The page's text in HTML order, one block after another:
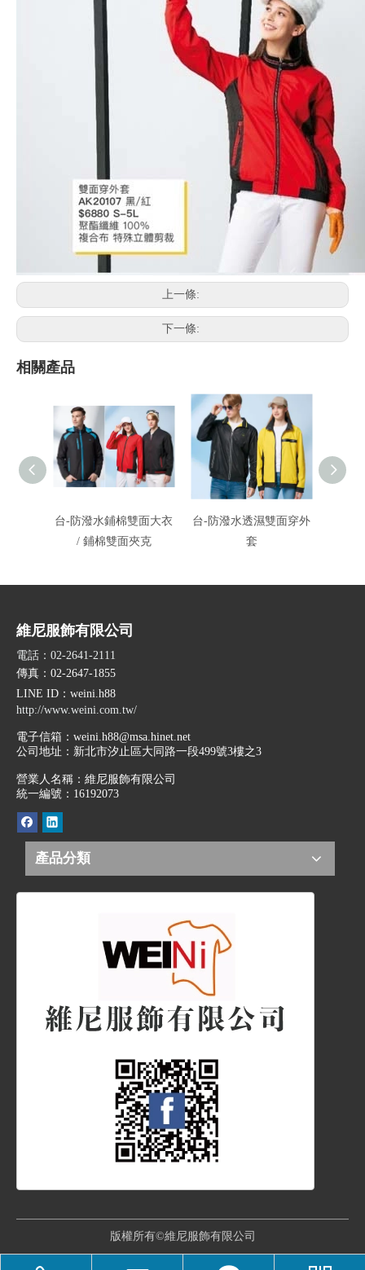
上一條:
下一條:
相關產品
台-防潑水鋪棉雙面大衣
/ 鋪棉雙面夾克
台-防潑水透濕雙面穿外
套
維尼服飾有限公司
電話：02-2641-2111
傳真：02-2647-1855
LINE ID ：weini.h88
http://www.weini.com.tw/
電子信箱： weini.h88@msa.hinet.net
公司地址： 新北市汐止區大同路一段499號3樓之3
營業人名稱：維尼服飾有限公司
統一編號：16192073
產品分類
版權所有©維尼服飾有限公司